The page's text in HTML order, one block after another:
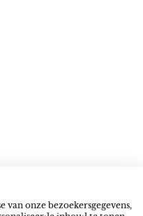
van onze bezoekersgegevens,